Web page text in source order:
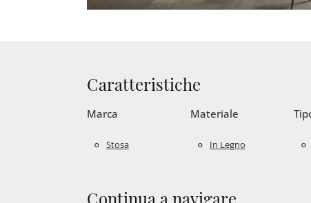
Caratteristiche
Marca
Stosa
Materiale
In Legno
Continua a navigare